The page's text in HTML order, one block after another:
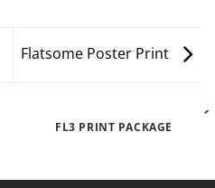
Flatsome Poster Print
FL3 PRINT PACKAGE